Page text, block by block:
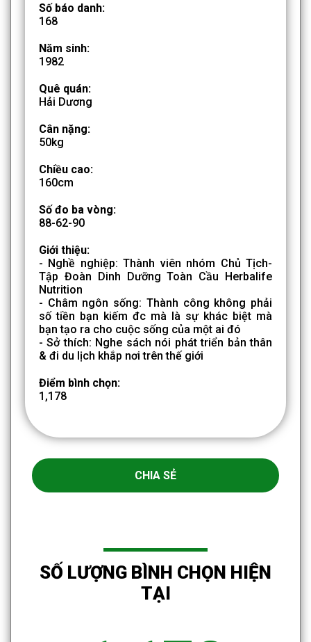
Số báo danh:
168
Năm sinh:
1982
Quê quán:
Hải Dương
Cân nặng:
50kg
Chiều cao:
160cm
Số đo ba vòng:
88-62-90
Giới thiệu:
- Nghề nghiệp: Thành viên nhóm Chủ Tịch-
Tập Đoàn Dinh Dưỡng Toàn Cầu Herbalife
Nutrition
- Châm ngôn sống: Thành công không phải
số tiền bạn kiếm đc mà là sự khác biệt mà
bạn tạo ra cho cuộc sống của một ai đó
- Sở thích: Nghe sách nói phát triển bản thân
& đi du lịch khắp nơi trên thế giới
Điểm bình chọn:
1,178
CHIA SẺ
SỐ LƯỢNG BÌNH CHỌN HIỆN
TẠI